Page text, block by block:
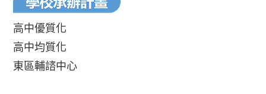
高中優質化
高中均質化
東區輔諮中心